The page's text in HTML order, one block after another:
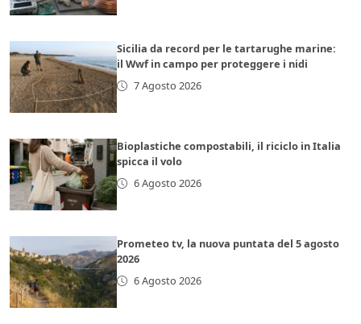
Sicilia da record per le tartarughe marine:
il Wwf in campo per proteggere i nidi
7 Agosto 2026
Bioplastiche compostabili, il riciclo in Italia
spicca il volo
6 Agosto 2026
Prometeo tv, la nuova puntata del 5 agosto
2026
6 Agosto 2026